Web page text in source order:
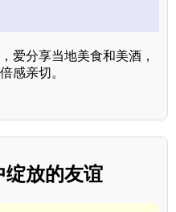
爱分享当地美食和美酒，
感亲切。
绽放的友谊